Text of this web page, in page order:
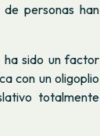
personas han
ha sido un factor
con un oligoplio
totalmente